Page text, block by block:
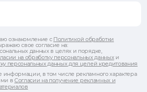
ознакомление с Политикой обработки
свое согласие на:
данных в целях и порядке,
на обработку персональных данныхи
персональных данных для целей кредитования
информации, в том числе рекламного характера
вСогласии на получение рекламных и